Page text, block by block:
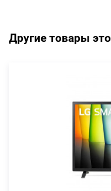
Другие товары